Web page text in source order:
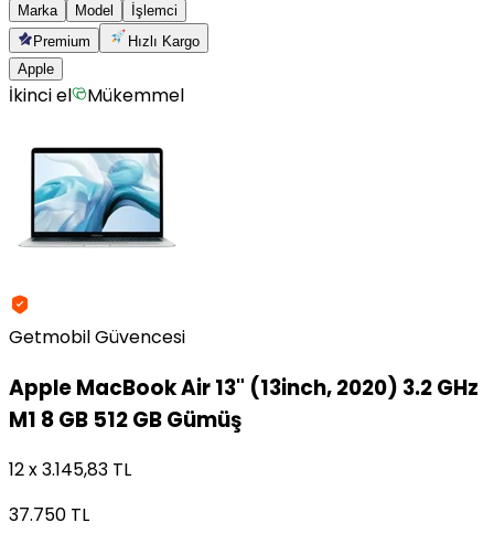
Marka Model
İşlemci
Premium
Hızlı Kargo
Apple
İkinci el Mükemmel
Getmobil Güvencesi
AppleMacBook Air 13" (13inch, 2020) 3.2 GHz
M1 8 GB 512 GB Gümüş
12 x 3.145,83 TL
37.750 TL